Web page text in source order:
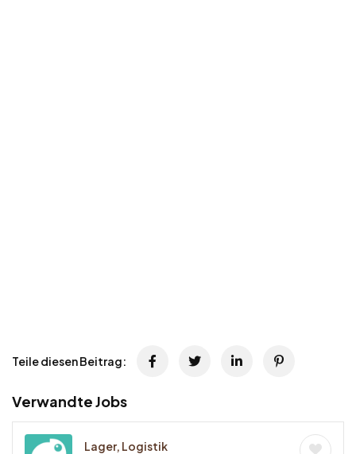
Teile diesen Beitrag:
Verwandte Jobs
Lager, Logistik